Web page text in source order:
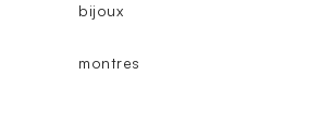
bijoux
montres